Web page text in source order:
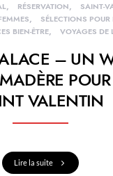
RÉSERVATION
SAINT-
SÉLECTIONS
BIEN-ÊTRE
VOYAGES DE
– UN
VALENTIN
Lire la suite